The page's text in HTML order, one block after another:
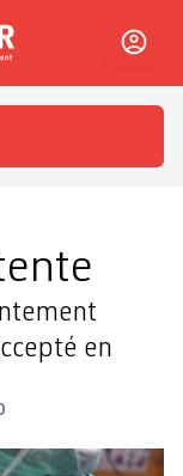
autrement
en